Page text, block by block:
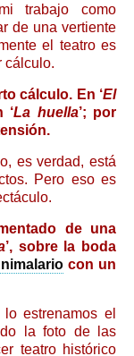
trabajo como
de una vertiente
el teatro es
cálculo.
cálculo. En ‘El
‘La huella’; por
es verdad, está
Pero eso es
de una
’, sobre la boda
con un
estrenamos el
la foto de las
teatro histórico